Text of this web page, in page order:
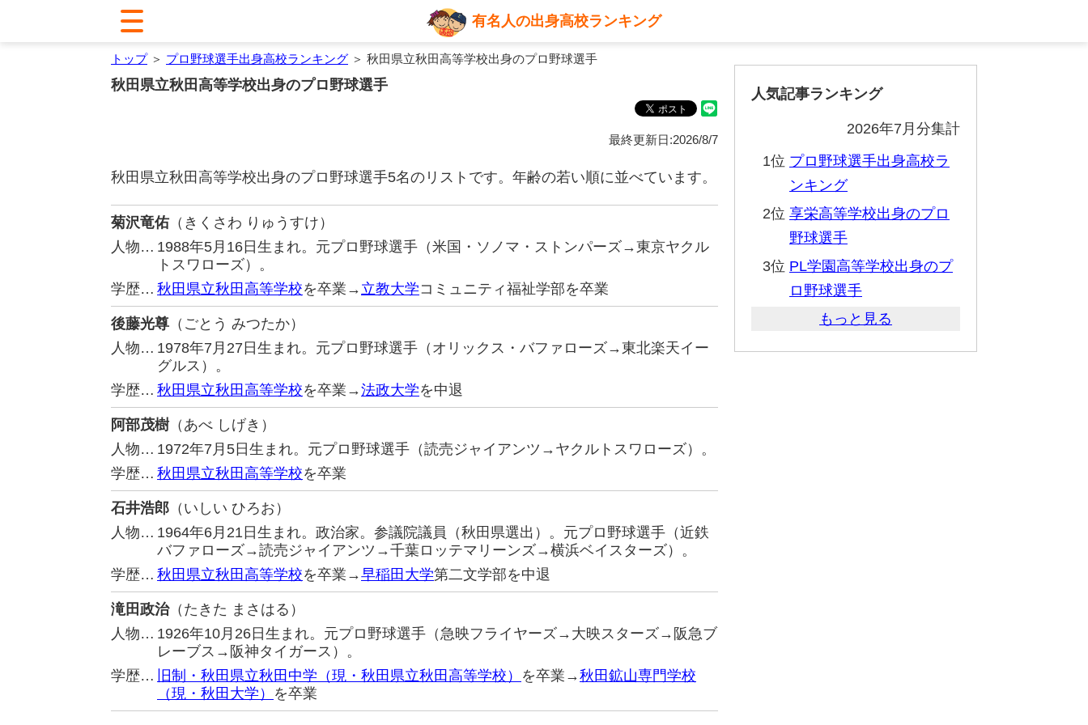
有名人の出身高校ランキング
トップ＞ プロ野球選手出身高校ランキング ＞ 秋田県立秋田高等学校出身のプロ野球選手
秋田県立秋田高等学校出身のプロ野球選手
最終更新日:2026/8/7
秋田県立秋田高等学校出身のプロ野球選手5名のリストです。年齢の若い順に並べています。
菊沢竜佑 （きくさわ りゅうすけ）
人物… 1988年5月16日生まれ。元プロ野球選手（米国・ソノマ・ストンパーズ→東京ヤクル
トスワローズ）。
学歴… 秋田県立秋田高等学校を卒業→ 立教大学コミュニティ福祉学部を卒業
後藤光尊 （ごとう みつたか）
人物… 1978年7月27日生まれ。元プロ野球選手（オリックス・バファローズ→東北楽天イー
グルス）。
学歴… 秋田県立秋田高等学校を卒業→法政大学を中退
阿部茂樹（あべ しげき）
人物… 1972年7月5日生まれ。元プロ野球選手（読売ジャイアンツ→ヤクルトスワローズ）。
学歴… 秋田県立秋田高等学校を卒業
石井浩郎 （いしい ひろお）
人物… 1964年6月21日生まれ。政治家。参議院議員（秋田県選出）。元プロ野球選手（近鉄
バファローズ→読売ジャイアンツ→千葉ロッテマリーンズ→横浜ベイスターズ）。
学歴… 秋田県立秋田高等学校を卒業→早稲田大学第二文学部を中退
滝田政治（たきた まさはる）
人物… 1926年10月26日生まれ。元プロ野球選手（急映フライヤーズ→大映スターズ→阪急ブ
レーブス→阪神タイガース）。
学歴…
旧制・秋田県立秋田中学（現・秋田県立秋田高等学校） を卒業→秋田鉱山専門学校
（現・秋田大学） を卒業
人気記事ランキング
2026年7月分集計
1位 プロ野球選手出身高校ラ
ンキング
2位 享栄高等学校出身のプロ
野球選手
3位 PL学園高等学校出身のプ
ロ野球選手
もっと見る